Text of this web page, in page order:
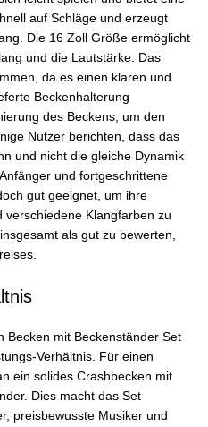
auf Schläge und erzeugt
Die 16 Zoll Größe ermöglicht
und die Lautstärke. Das
da es einen klaren und
Beckenhalterung
des Beckens, um den
Nutzer berichten, dass das
und nicht die gleiche Dynamik
und fortgeschrittene
gut geeignet, um ihre
verschiedene Klangfarben zu
als gut zu bewerten,
Becken mit Beckenständer Set
Verhältnis. Für einen
ein solides Crashbecken mit
Dies macht das Set
preisbewusste Musiker und